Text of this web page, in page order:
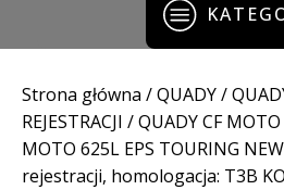
Strona główna /QUADY/
REJESTRACJI /QUADY CF MOTO
MOTO 625L EPS TOURING
rejestracji, homologacja: T3B